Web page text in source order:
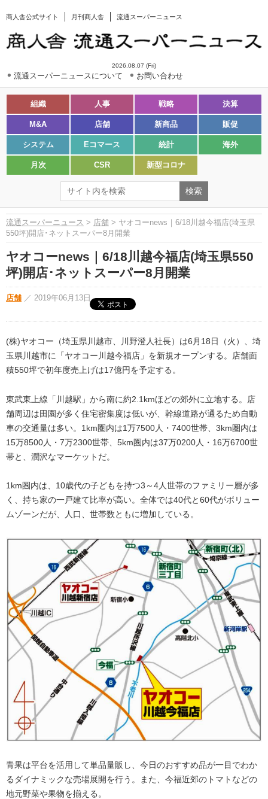
商人舎公式サイト 月刊商人舎 流通スーパーニュース
2026.08.07 (Fri)
流通スーパーニュースについて お問い合わせ
組織 人事 戦略 決算
M&A 店舗 新商品 販促
システム Eコマース 統計 海外
月次 CSR 新型コロナ
流通スーパーニュース > 店舗 > ヤオコーnews｜6/18川越今福店(埼玉県
550坪)開店･ネットスーパー8月開業
ヤオコーnews｜6/18川越今福店(埼玉県550
坪)開店･ネットスーパー8月開業
店舗 ／ 2019年06月13日
(株)ヤオコー（埼玉県川越市、川野澄人社長）は6月18日（火）、埼
玉県川越市に「ヤオコー川越今福店」を新規オープンする。店舗面
積550坪で初年度売上げは17億円を予定する。
東武東上線「川越駅」から南に約2.1kmほどの郊外に立地する。店
舗周辺は田園が多く住宅密集度は低いが、幹線道路が通るため自動
車の交通量は多い。1km圏内は1万7500人・7400世帯、3km圏内は
15万8500人・7万2300世帯、5km圏内は37万0200人・16万6700世
帯と、潤沢なマーケットだ。
1km圏内は、10歳代の子どもを持つ3～4人世帯のファミリー層が多
く、持ち家の一戸建て比率が高い。全体では40代と60代がボリュー
ムゾーンだが、人口、世帯数ともに増加している。
青果は平台を活用して単品量販し、今日のおすすめ品が一目でわか
るダイナミックな売場展開を行う。また、今福近郊のトマトなどの
地元野菜や果物を揃える。